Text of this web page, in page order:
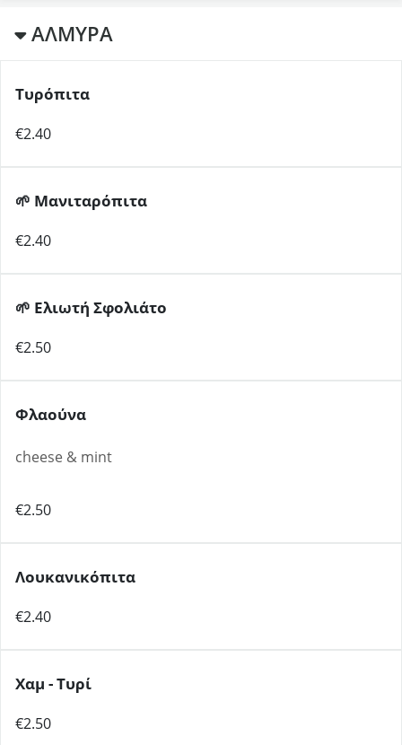
ΑΛΜΥΡΑ
Τυρόπιτα
€2.40
🌱 Μανιταρόπιτα
€2.40
🌱 Ελιωτή Σφολιάτο
€2.50
Φλαούνα
cheese & mint
€2.50
Λουκανικόπιτα
€2.40
Χαμ - Τυρί
€2.50